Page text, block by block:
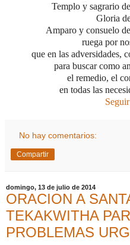
Templo y sagrario
Gloria
Amparo y consuelo
ruega por
que en las adversidades,
para buscar como
el remedio, el
en todas las
No hay comentarios:
Compartir
domingo, 13 de julio de 2014
ORACION A
TEKAKWITHA
PROBLEMAS